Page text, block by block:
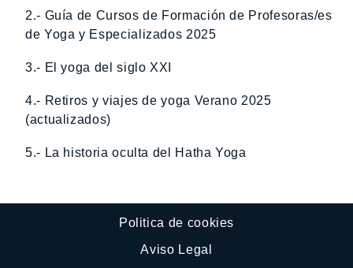
2.- Guía de Cursos de Formación de Profesoras/es
de Yoga y Especializados 2025
3.- El yoga del siglo XXI
4.- Retiros y viajes de yoga Verano 2025
(actualizados)
5.- La historia oculta del Hatha Yoga
Politica de cookies
Aviso Legal